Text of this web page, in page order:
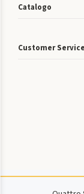
Catalogo
Customer Service